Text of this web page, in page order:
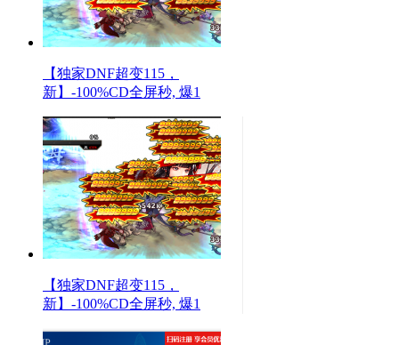
【独家DNF超变115，
新】-100%CD全屏秒, 爆1
【独家DNF超变115，
新】-100%CD全屏秒, 爆1